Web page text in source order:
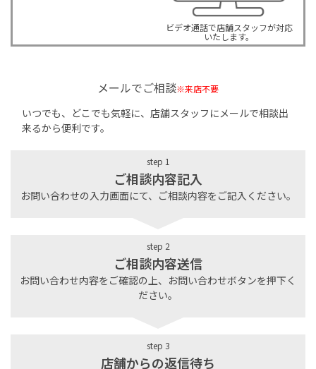
ビデオ通話で店舗スタッフが対応
いたします。
メールでご相談※来店不要
いつでも、どこでも気軽に、店舗スタッフにメールで相談出
来るから便利です。
step 1
ご相談内容記入
お問い合わせの入力画面にて、ご相談内容をご記入ください。
step 2
ご相談内容送信
お問い合わせ内容をご確認の上、お問い合わせボタンを押下く
ださい。
step 3
店舗からの返信待ち